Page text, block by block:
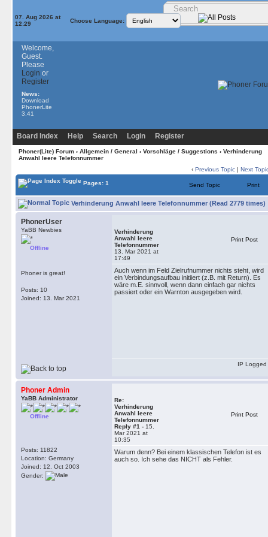
07. Aug 2026 at
12:29
Choose Language:
Welcome,
Guest.
Please
Login or
Register
News:
Download
PhonerLite
3.41
Board Index Help Search Login Register
Phoner(Lite) Forum› Allgemein / General › Vorschläge / Suggestions › Verhinderung
Anwahl leere Telefonnummer
‹ Previous Topic | Next
Pages: 1 Send Topic Print
Verhinderung Anwahl leere Telefonnummer (Read 2779 times)
PhonerUser
YaBB Newbies
Offline
Phoner is great!
Posts: 10
Joined: 13. Mar 2021
Verhinderung
Anwahl leere
Telefonnummer
13. Mar 2021 at
17:49
Print Post
Auch wenn im Feld Zielrufnummer nichts steht, wird
ein Verbindungsaufbau initiiert (z.B. mit Return). Es
wäre m.E. sinnvoll, wenn dann einfach gar nichts
passiert oder ein Warnton ausgegeben wird.
IP Logged
Phoner Admin
YaBB Administrator
Offline
Posts: 11822
Location: Germany
Joined: 12. Oct 2003
Gender:
Re:
Verhinderung
Anwahl leere
Telefonnummer
Reply #1 - 15.
Mar 2021 at
10:35
Print Post
Warum denn? Bei einem klassischen Telefon ist es
auch so. Ich sehe das NICHT als Fehler.